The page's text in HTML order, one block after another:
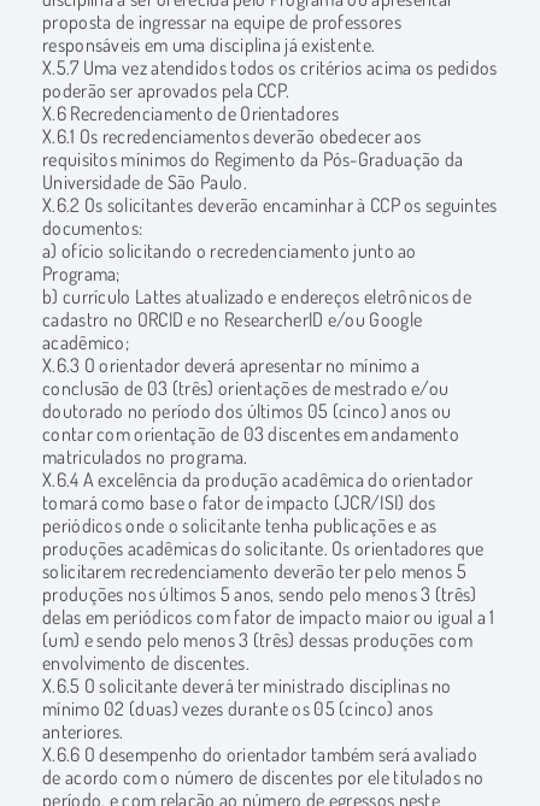
proposta de ingressar na equipe de professores
responsáveis em uma disciplina já existente.
X.5.7 Uma vez atendidos todos os critérios acima os pedidos
poderão ser aprovados pela CCP.
X.6 Recredenciamento de Orientadores
X.6.1 Os recredenciamentos deverão obedecer aos
requisitos mínimos do Regimento da Pós-Graduação da
Universidade de São Paulo.
X.6.2 Os solicitantes deverão encaminhar à CCP os seguintes
documentos:
a) ofício solicitando o recredenciamento junto ao
Programa;
b) currículo Lattes atualizado e endereços eletrônicos de
cadastro no ORCID e no ResearcherID e/ou Google
acadêmico;
X.6.3 O orientador deverá apresentar no mínimo a
conclusão de 03 (três) orientações de mestrado e/ou
doutorado no período dos últimos 05 (cinco) anos ou
contar com orientação de 03 discentes em andamento
matriculados no programa.
X.6.4 A excelência da produção acadêmica do orientador
tomará como base o fator de impacto (JCR/ISI) dos
periódicos onde o solicitante tenha publicações e as
produções acadêmicas do solicitante. Os orientadores que
solicitarem recredenciamento deverão ter pelo menos 5
produções nos últimos 5 anos, sendo pelo menos 3 (três)
delas em periódicos com fator de impacto maior ou igual a 1
(um) e sendo pelo menos 3 (três) dessas produções com
envolvimento de discentes.
X.6.5 O solicitante deverá ter ministrado disciplinas no
mínimo 02 (duas) vezes durante os 05 (cinco) anos
anteriores.
X.6.6 O desempenho do orientador também será avaliado
de acordo com o número de discentes por ele titulados no
período, e com relação ao número de egressos neste